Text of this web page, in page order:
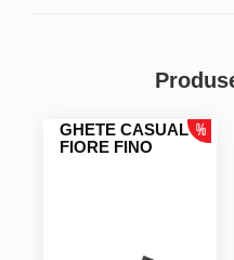
GHETE CASUAL
FIORE FINO